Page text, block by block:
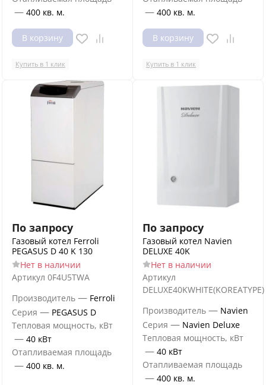
— 400 кв. м.
В корзину
Купить в 1 клик
— 400 кв. м.
В корзину
Купить в 1 клик
По запросу
Газовый котел Ferroli
PEGASUS D 40 K 130
Нет в наличии
Артикул 0F4U5TWA
Производитель — Ferroli
Серия — PEGASUS D
Тепловая мощность, кВт
— 40 кВт
Отапливаемая площадь
— 400 кв. м.
По запросу
Газовый котел Navien
DELUXE 40K
Нет в наличии
Артикул
DELUXE40KWHITE(KOREATYPE)
Производитель — Navien
Серия — Navien Deluxe
Тепловая мощность, кВт
— 40 кВт
Отапливаемая площадь
— 400 кв. м.